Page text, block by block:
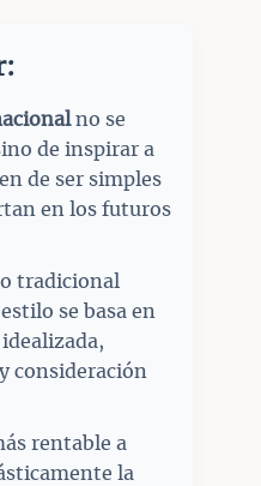
no se
de inspirar a
de ser simples
en los futuros
tradicional
se basa en
consideración
rentable a
la